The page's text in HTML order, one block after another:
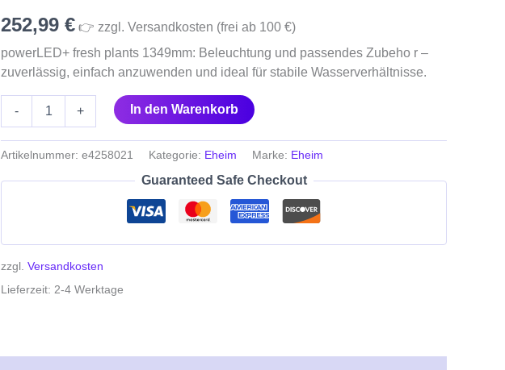
252,99 € 👉 zzgl. Versandkosten (frei ab 100 €)
powerLED+ fresh plants 1349mm: Beleuchtung und passendes Zubeho r –
zuverlässig, einfach anzuwenden und ideal für stabile Wasserverhältnisse.
- + In den Warenkorb
Artikelnummer: e4258021 Kategorie: Eheim Marke: Eheim
Guaranteed Safe Checkout
zzgl. Versandkosten
Lieferzeit: 2-4 Werktage